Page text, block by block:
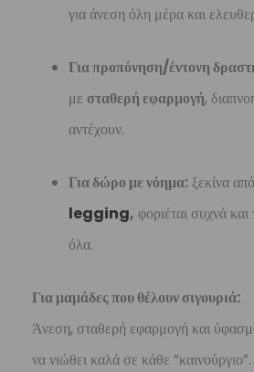
για άνεση όλη μέρα και
Για προπόνηση/έντονη
με σταθερή εφαρμογή,
αντέχουν.
Για δώρο με νόημα: ξεκίνα
legging, φοριέται συχνά
όλα.
Για μαμάδες που θέλουν σιγουριά:
Άνεση, σταθερή εφαρμογή και
να νιώθει καλά σε κάθε “καινούργιο”.